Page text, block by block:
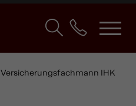
Versicherungsfachmann IHK